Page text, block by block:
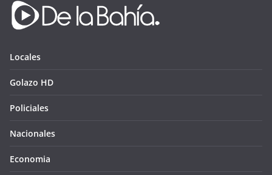
Locales
Golazo HD
Policiales
Nacionales
Economia